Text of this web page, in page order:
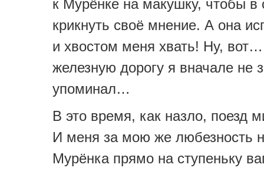
к Мурёнке на макушку, чтобы в
крикнуть своё мнение. А она
и хвостом меня хвать! Ну,
железную дорогу я вначале не
упоминал…
В это время, как назло, поезд
И меня за мою же любезность
Мурёнка прямо на ступеньку